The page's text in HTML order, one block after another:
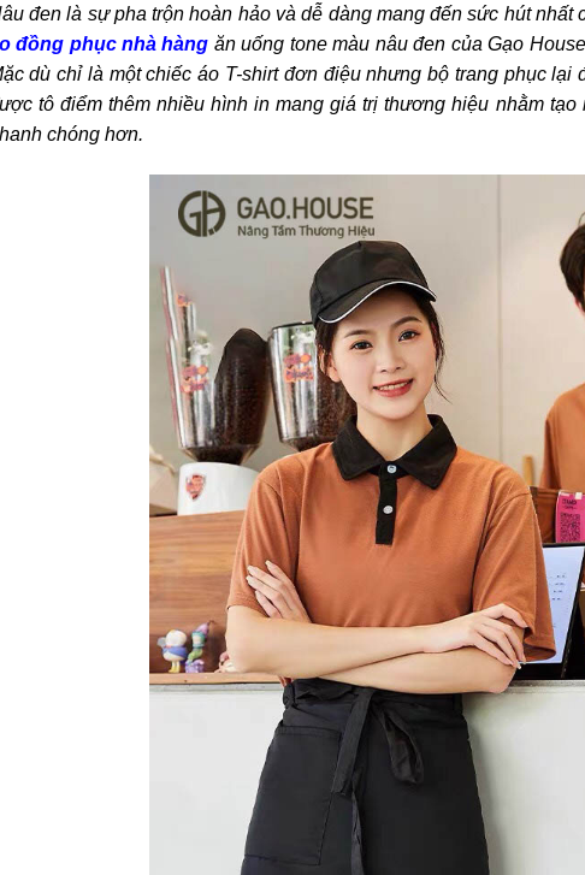
đen là sự pha trộn hoàn hảo và dễ dàng mang đến sức hút
đồng phục nhà hàng ăn uống tone màu nâu đen của Gạo
dù chỉ là một chiếc áo T-shirt đơn điệu nhưng bộ trang phục
tô điểm thêm nhiều hình in mang giá trị thương hiệu nhằm
chóng hơn.